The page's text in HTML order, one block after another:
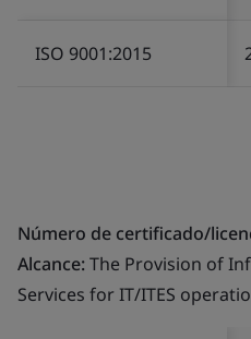
ISO 9001:2015
Número de certificado/
Alcance:The Provision of
Services for IT/ITES